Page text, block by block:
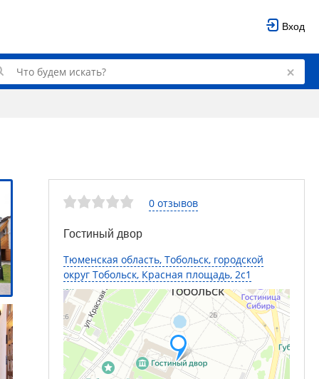
Вход
0 отзывов
Гостиный двор
Тюменская область, Тобольск, городской
округ Тобольск, Красная площадь, 2с1